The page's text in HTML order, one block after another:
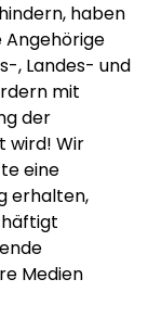
haben
Angehörige
, Landes- und
mit
der
wird! Wir
eine
erhalten,
Medien